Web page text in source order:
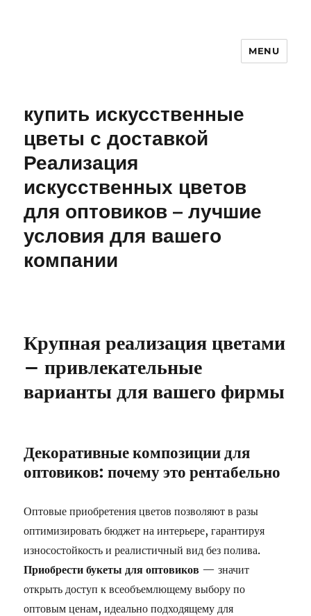
MENU
купить искусственные
цветы с доставкой
Реализация
искусственных цветов
для оптовиков – лучшие
условия для вашего
компании
Крупная реализация цветами
– привлекательные
варианты для вашего фирмы
Декоративные композиции для
оптовиков: почему это рентабельно
Оптовые приобретения цветов позволяют в разы
оптимизировать бюджет на интерьере, гарантируя
износостойкость и реалистичный вид без полива.
Приобрести букеты для оптовиков — значит
открыть доступ к всеобъемлющему выбору по
оптовым ценам, идеально подходящему для